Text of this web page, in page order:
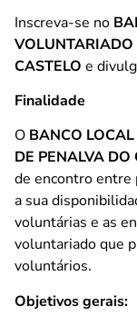
Inscreva-se no
VOLUNTARIADO
CASTELO e
Finalidade
O BANCO
DE PENALVA DO
de encontro entre
a sua
voluntárias e as
voluntariado que
voluntários.
Objetivos gerais: